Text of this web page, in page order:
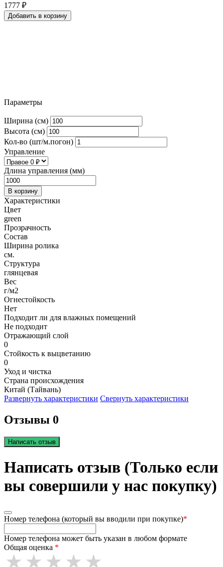
1777 ₽
Добавить в корзину
Параметры
Ширина (см)
Высота (см)
Кол-во (шт/м.погон)
Управление
Длина управления (мм)
В корзину
Характеристики
Цвет
green
Прозрачность
Состав
Ширина ролика
см.
Структура
глянцевая
Вес
г/м2
Огнестойкость
Нет
Подходит ли для влажных помещений
Не подходит
Отражающий слой
0
Стойкость к выцветанию
0
Уход и чистка
Страна происхождения
Китай (Тайвань)
Развернуть характеристики Свернуть характеристики
Отзывы 0
Написать отзыв
Написать отзыв (Только если
вы совершили у нас покупку)
Номер телефона (который вы вводили при покупке)*
Номер телефона может быть указан в любом формате
Общая оценка *